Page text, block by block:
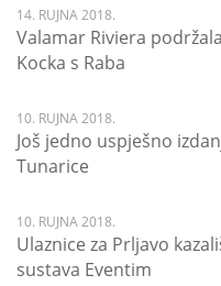
14. RUJNA 2018.
Valamar Riviera
Kocka s Raba
10. RUJNA 2018.
Još jedno uspješno
Tunarice
10. RUJNA 2018.
Ulaznice za Prljavo
sustava Eventim